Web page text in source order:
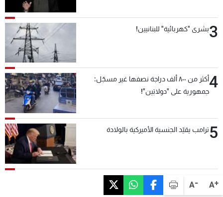
A+
A-
3بشرى "كهربائية" للبنانيين!
4
أكثر من ٨٠٠ ألف دراجة نصفها غير مسجّل:
جمهورية على "دولابَين"!
5ترامب يقيّد الجنسية الأميركية بالولادة